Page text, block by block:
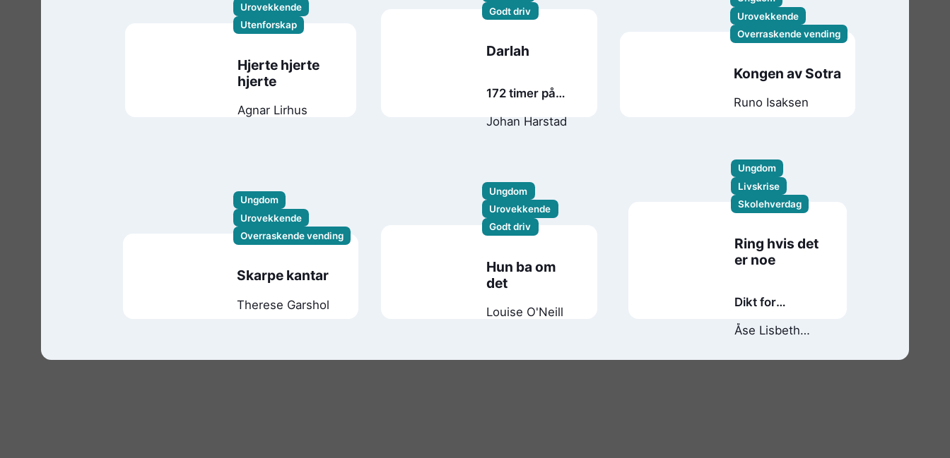
Urovekkende
Utenforskap
Hjerte hjerte
hjerte
Agnar Lirhus
Godt driv
Darlah
172 timer på
Johan Harstad
Urovekkende
Overraskende vending
Kongen av Sotra
Runo Isaksen
Ungdom
Urovekkende
Overraskende vending
Skarpe kantar
Therese Garshol
Ungdom
Urovekkende
Godt driv
Hun ba om
det
Louise O'Neill
Ungdom
Livskrise
Skolehverdag
Ring hvis det
er noe
Dikt for
ungdom
Åse Lisbeth